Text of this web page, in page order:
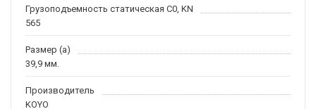
Грузоподъемность статическая C0, KN
565
Размер (a)
39,9 мм.
Производитель
KOYO